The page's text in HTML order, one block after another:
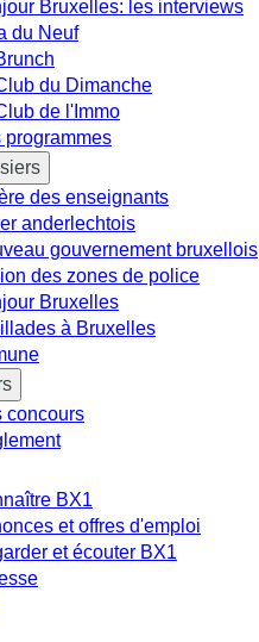
Bruxelles: les interviews
a du Neuf
du Dimanche
de l'Immo
programmes
des enseignants
anderlechtois
gouvernement bruxellois
des zones de police
Bruxelles
à Bruxelles
concours
BX1
et offres d'emploi
et écouter BX1